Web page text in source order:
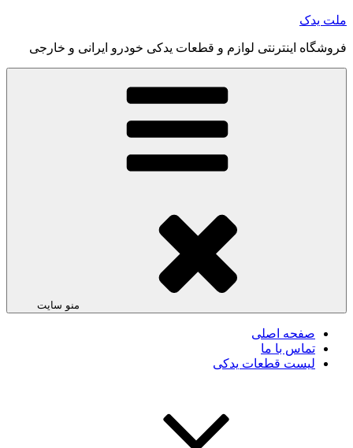
رفتن
محتوا
ملت یدک
فروشگاه اینترنتی لوازم و قطعات یدکی خودرو ایرانی و خارجی
منو سایت
صفحه اصلی
تماس با ما
لیست قطعات یدکی